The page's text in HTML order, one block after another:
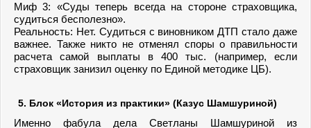
Миф 3: «Суды теперь всегда на стороне страховщика,
судиться бесполезно».
Реальность: Нет. Судиться с виновником ДТП стало даже
важнее. Также никто не отменял споры о правильности
расчета самой выплаты в 400 тыс. (например, если
страховщик занизил оценку по Единой методике ЦБ).
5. Блок «История из практики» (Казус Шамшуриной)
Именно фабула дела Светланы Шамшуриной из